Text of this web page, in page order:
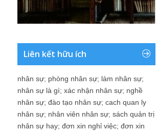
Liên kết hữu ích
nhân sự; phòng nhân sự; làm nhân sự;
nhân sự là gì; xác nhận nhân sự; nghề
nhân sự; đào tạo nhân sự; cach quan ly
nhân sự; nhân viên nhân sự; sách quản trị
nhân sự hay; đơn xin nghỉ việc; đơn xin